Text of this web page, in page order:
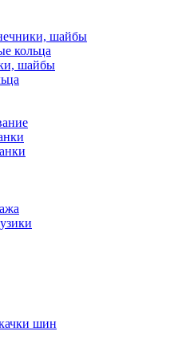
шайбы
кольца
шайбы
шин